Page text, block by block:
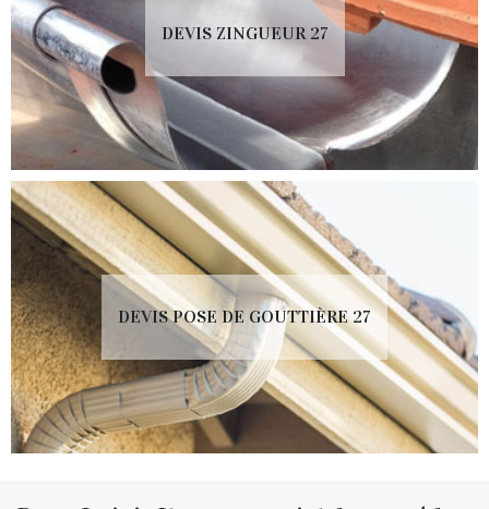
DEVIS ZINGUEUR 27
DEVIS POSE DE GOUTTIÈRE 27